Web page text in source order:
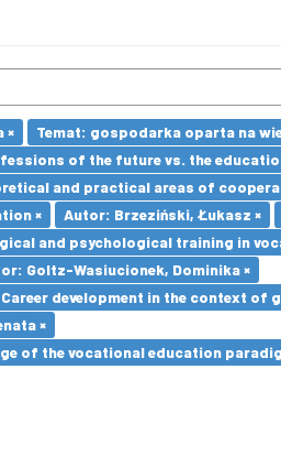
× Temat: gospodarka oparta na
of the future vs. the
and practical areas of
×
Autor: Brzeziński, Łukasz ×
and psychological training in
Goltz-Wasiucionek, Dominika ×
development in the context of
×
of the vocational education